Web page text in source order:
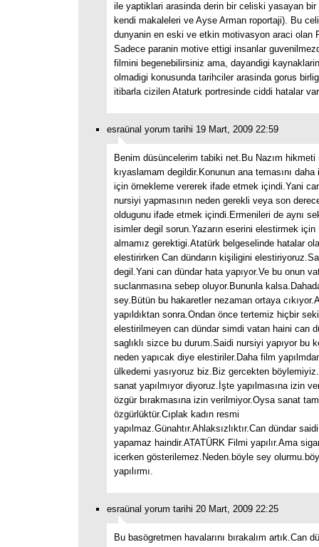
ile yaptiklari arasinda derin bir celiski yasayan bir
kendi makaleleri ve Ayse Arman roportaji). Bu
dunyanin en eski ve etkin motivasyon araci olan
Sadece paranin motive ettigi insanlar
filmini begenebilirsiniz ama, dayandigi kaynaklarin
olmadigi konusunda tarihciler arasinda gorus
itibarla cizilen Ataturk portresinde ciddi hatalar
esraünal yorum tarihi 19 Mart, 2009 22:59
Benim düsüncelerim tabiki net.Bu Nazım
kıyaslamam degildir.Konunun ana temasını
için örnekleme vererek ifade etmek içindi.Yani
nursiyi yapmasının neden gerekli veya son
oldugunu ifade etmek içindi.Ermenileri de aynı
isimler degil sorun.Yazarın eserini elestirmek için
almamız gerektigi.Atatürk belgeselinde hatalar
elestirirken Can dündarın kişiligini
degil.Yani can dündar hata yapıyor.Ve bu onun
suclanmasına sebep oluyor.Bununla
sey.Bütün bu hakaretler nezaman ortaya
yapıldıktan sonra.Ondan önce tertemiz hiçbir
elestirilmeyen can dündar simdi vatan haini can
saglıklı sizce bu durum.Saidi nursiyi yapıyor bu
neden yapıcak diye elestiriler.Daha film
ülkedemi yasıyoruz biz.Biz gercekten
sanat yapılmıyor diyoruz.İşte yapılmasına izin
özgür bırakmasına izin verilmiyor.Oysa sanat
özgürlüktür.Cıplak kadın resmi
yapılmaz.Günahtır.Ahlaksızlıktır.Can dündar
yapamaz haindir.ATATÜRK Filmi yapılır.Ama
icerken gösterilemez.Neden.böyle sey
yapılırmı.
esraünal yorum tarihi 20 Mart, 2009 22:25
Bu basögretmen havalarını bırakalım artık.Can